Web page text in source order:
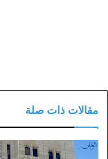
مقالات ذات صلة